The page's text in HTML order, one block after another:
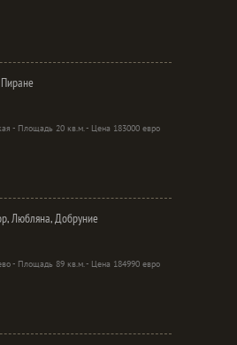
Пиране
- Площадь 20 кв.м. - Цена 183000 евро
Любляна, Добруние
- Площадь 89 кв.м. - Цена 184990 евро